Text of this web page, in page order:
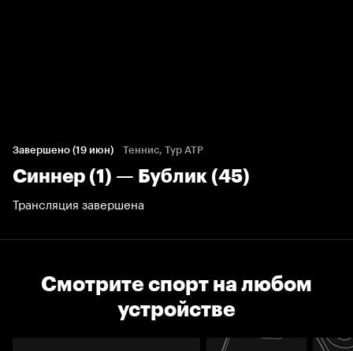
Завершено (19 июн) Теннис, Тур ATP
Синнер (1) — Бублик (45)
Трансляция завершена
Смотрите спорт на любом
устройстве